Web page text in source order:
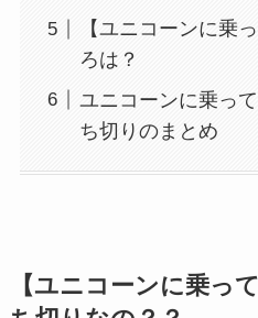
【ユニコーンに乗
ろは？
ユニコーンに乗っ
ち切りのまとめ
【ユニコーンに乗っ